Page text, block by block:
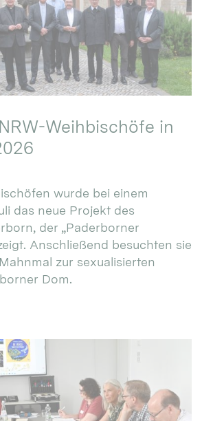
Weihbischöfe in
wurde bei einem
das neue Projekt des
der „Paderborner
Anschließend besuchten sie
zur sexualisierten
Dom.